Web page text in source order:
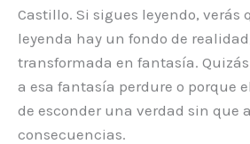
Castillo. Si sigues leyendo, verás
leyenda hay un fondo de
transformada en fantasía.
a esa fantasía perdure o porque
de esconder una verdad sin que
consecuencias.